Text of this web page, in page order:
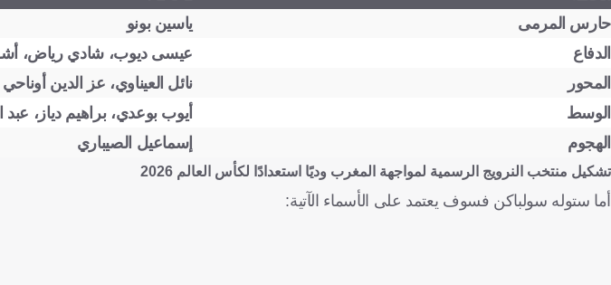
حارس المرمى
ياسين بونو
الدفاع
عيسى ديوب، شادي رياض،
المحور
نائل العيناوي، عز الدين أوناحي
الوسط
أيوب بوعدي، براهيم دياز،
الهجوم
إسماعيل الصيباري
تشكيل منتخب النرويج الرسمية لمواجهة المغرب وديًا استعدادًا لكأس العالم 2026
أما ستوله سولباكن فسوف يعتمد على الأسماء الآتية: